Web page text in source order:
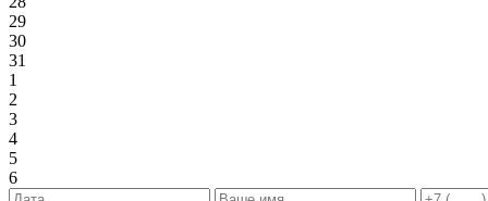
29
30
31
1
2
3
4
5
6